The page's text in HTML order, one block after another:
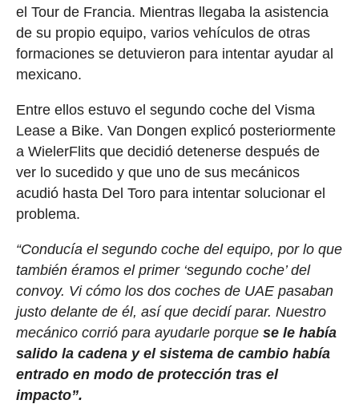
el Tour de Francia. Mientras llegaba la asistencia
de su propio equipo, varios vehículos de otras
formaciones se detuvieron para intentar ayudar al
mexicano.
Entre ellos estuvo el segundo coche del Visma
Lease a Bike. Van Dongen explicó posteriormente
a WielerFlits que decidió detenerse después de
ver lo sucedido y que uno de sus mecánicos
acudió hasta Del Toro para intentar solucionar el
problema.
“Conducía el segundo coche del equipo, por lo que
también éramos el primer ‘segundo coche’ del
convoy. Vi cómo los dos coches de UAE pasaban
justo delante de él, así que decidí parar. Nuestro
mecánico corrió para ayudarle porque se le había
salido la cadena y el sistema de cambio había
entrado en modo de protección tras el
impacto”.